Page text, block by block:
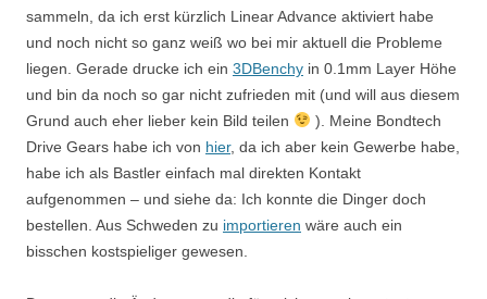
sammeln, da ich erst kürzlich Linear Advance aktiviert habe
und noch nicht so ganz weiß wo bei mir aktuell die Probleme
liegen. Gerade drucke ich ein 3DBenchy in 0.1mm Layer Höhe
und bin da noch so gar nicht zufrieden mit (und will aus diesem
Grund auch eher lieber kein Bild teilen
). Meine Bondtech
Drive Gears habe ich von hier, da ich aber kein Gewerbe habe,
habe ich als Bastler einfach mal direkten Kontakt
aufgenommen – und siehe da: Ich konnte die Dinger doch
bestellen. Aus Schweden zu importieren wäre auch ein
bisschen kostspieliger gewesen.